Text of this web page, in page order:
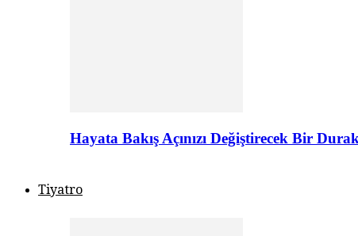
Hayata Bakış Açınızı Değiştirecek Bir
Tiyatro